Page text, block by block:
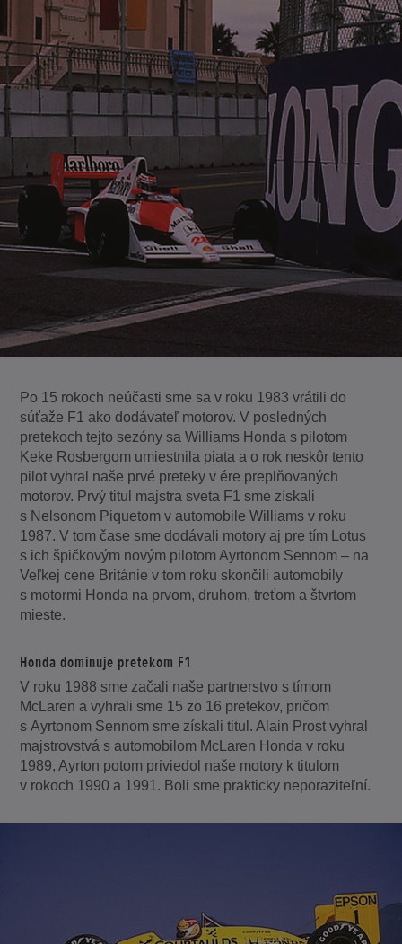
Po 15 rokoch neúčasti sme sa v roku 1983 vrátili do
súťaže F1 ako dodávateľ motorov. V posledných
pretekoch tejto sezóny sa Williams Honda s pilotom
Keke Rosbergom umiestnila piata a o rok neskôr tento
pilot vyhral naše prvé preteky v ére preplňovaných
motorov. Prvý titul majstra sveta F1 sme získali
s Nelsonom Piquetom v automobile Williams v roku
1987. V tom čase sme dodávali motory aj pre tím Lotus
s ich špičkovým novým pilotom Ayrtonom Sennom – na
Veľkej cene Británie v tom roku skončili automobily
s motormi Honda na prvom, druhom, treťom a štvrtom
mieste.
Honda dominuje pretekom F1
V roku 1988 sme začali naše partnerstvo s tímom
McLaren a vyhrali sme 15 zo 16 pretekov, pričom
s Ayrtonom Sennom sme získali titul. Alain Prost vyhral
majstrovstvá s automobilom McLaren Honda v roku
1989, Ayrton potom priviedol naše motory k titulom
v rokoch 1990 a 1991. Boli sme prakticky neporaziteľní.